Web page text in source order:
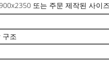
또는 주문 제작된 사이즈
구조